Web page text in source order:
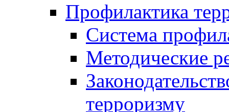
Профилактика
Система
Методические
терроризму